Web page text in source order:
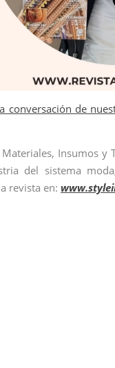
conversación de
Insumos y
del sistema
revista en: